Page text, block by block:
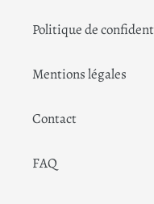
Politique de
Mentions légales
Contact
FAQ